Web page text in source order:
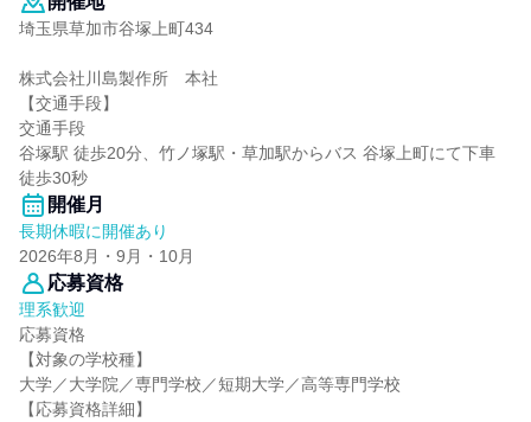
埼玉県草加市谷塚上町434
株式会社川島製作所 本社
【交通手段】
交通手段
谷塚駅 徒歩20分、竹ノ塚駅・草加駅からバス 谷塚上町にて下車
徒歩30秒
開催月
長期休暇に開催あり
2026年8月・9月・10月
応募資格
理系歓迎
応募資格
【対象の学校種】
大学／大学院／専門学校／短期大学／高等専門学校
【応募資格詳細】